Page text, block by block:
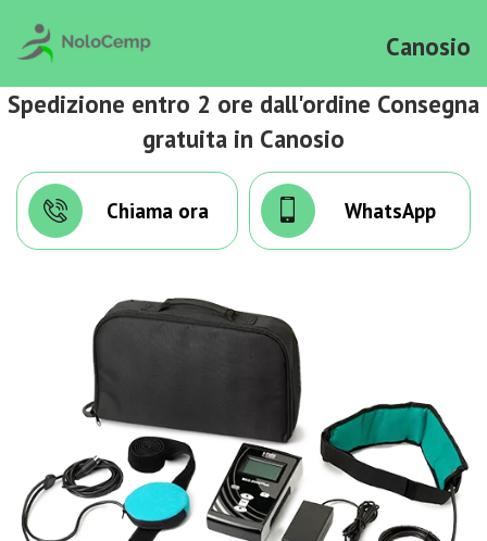
Canosio
Spedizione entro 2 ore dall'ordine Consegna
gratuita in Canosio
Chiama ora WhatsApp